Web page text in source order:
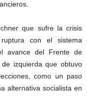
que sufre la crisis
con el sistema
avance del Frente de
izquierda que obtuvo
como un paso
alternativa socialista en